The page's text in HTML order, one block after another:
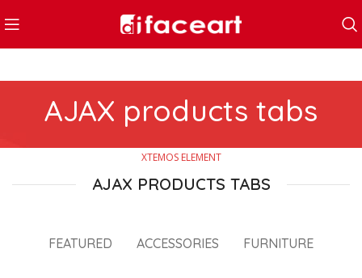
AJAX products tabs
XTEMOS ELEMENT
AJAX PRODUCTS TABS
FEATURED ACCESSORIES FURNITURE